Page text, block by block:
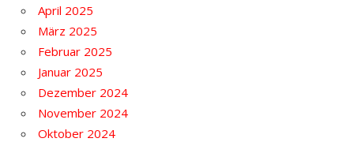
April 2025
März 2025
Februar 2025
Januar 2025
Dezember 2024
November 2024
Oktober 2024